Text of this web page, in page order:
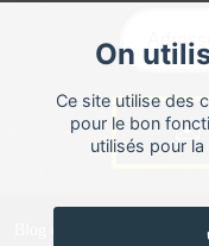
On
Ce site utilise des
pour le bon
utilisés pour
Blog de recettes de cuisine